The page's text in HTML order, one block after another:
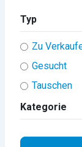
Typ
Zu
Gesucht
Tauschen
Kategorie